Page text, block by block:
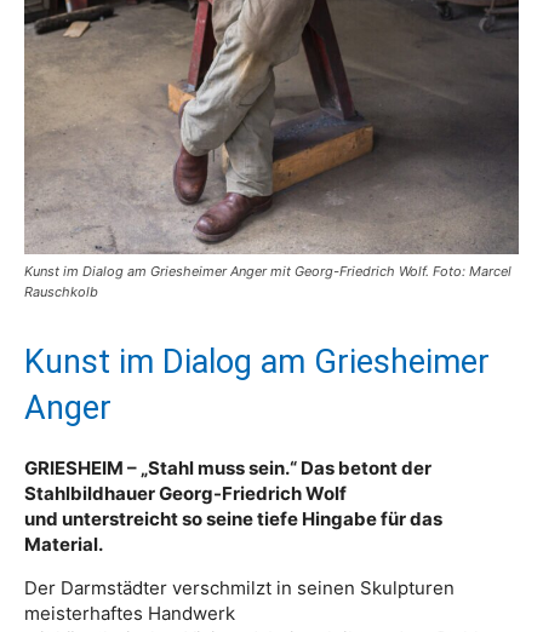
Kunst im Dialog am Griesheimer Anger mit Georg-Friedrich Wolf. Foto: Marcel
Rauschkolb
Kunst im Dialog am Griesheimer
Anger
GRIESHEIM – „Stahl muss sein.“ Das betont der
Stahlbildhauer Georg-Friedrich Wolf
und unterstreicht so seine tiefe Hingabe für das
Material.
Der Darmstädter verschmilzt in seinen Skulpturen
meisterhaftes Handwerk